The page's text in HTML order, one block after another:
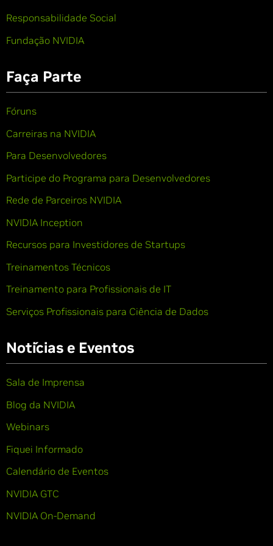
Responsabilidade Social
Fundação NVIDIA
Faça Parte
Fóruns
Carreiras na NVIDIA
Para Desenvolvedores
Participe do Programa para Desenvolvedores
Rede de Parceiros NVIDIA
NVIDIA Inception
Recursos para Investidores de Startups
Treinamentos Técnicos
Treinamento para Profissionais de IT
Serviços Profissionais para Ciência de Dados
Notícias e Eventos
Sala de Imprensa
Blog da NVIDIA
Webinars
Fiquei Informado
Calendário de Eventos
NVIDIA GTC
NVIDIA On-Demand